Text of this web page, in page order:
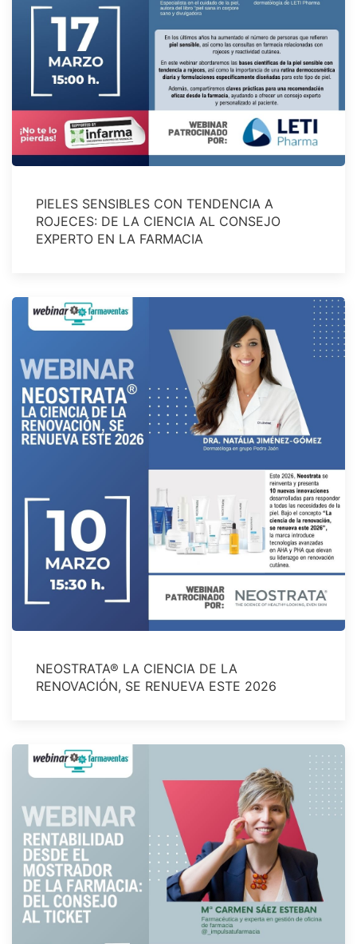
PIELES SENSIBLES CON TENDENCIA A
ROJECES: DE LA CIENCIA AL CONSEJO
EXPERTO EN LA FARMACIA
NEOSTRATA® LA CIENCIA DE LA
RENOVACIÓN, SE RENUEVA ESTE 2026